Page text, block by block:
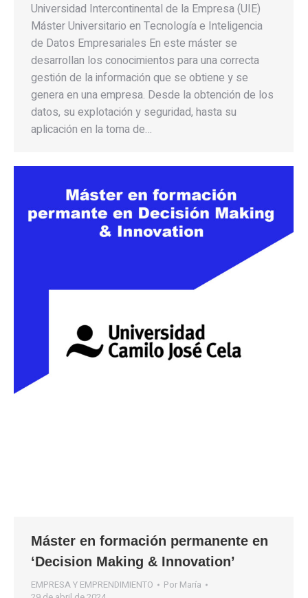
Universidad Intercontinental de la Empresa (UIE)
Máster Universitario en Tecnología e Inteligencia
de Datos Empresariales En este máster se
desarrollan los conocimientos para una correcta
gestión de la información que se obtiene y se
genera en una empresa. Desde la obtención de los
datos, su explotación y seguridad, hasta su
aplicación en la toma de…
Máster en formación permanente en
‘Decision Making & Innovation’
EMPRESA Y EMPRENDIMIENTO Por María